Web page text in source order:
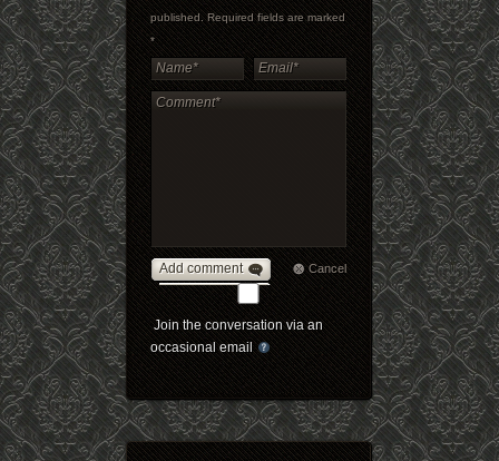
published. Required fields are marked
*
Add comment Cancel
Join the conversation via an
occasional email